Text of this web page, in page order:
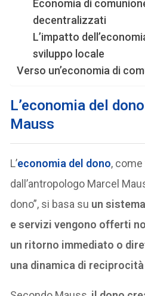
Economia di
decentralizzati
L’impatto
sviluppo locale
Verso un’economia di
L’economia del dono
Mauss
L’economia del dono,
dall’antropologo Marcel
dono”, si basa su un
e servizi vengono offerti
un ritorno immediato o
una dinamica di